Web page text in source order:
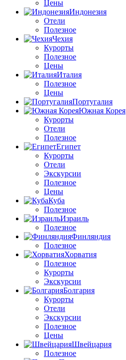
Цены
Индонезия
Отели
Полезное
Чехия
Курорты
Полезное
Цены
Италия
Полезное
Цены
Португалия
Южная Корея
Курорты
Отели
Полезное
Египет
Курорты
Отели
Экскурсии
Полезное
Цены
Куба
Полезное
Израиль
Полезное
Финляндия
Полезное
Хорватия
Полезное
Курорты
Экскурсии
Болгария
Курорты
Отели
Экскурсии
Полезное
Цены
Швейцария
Полезное